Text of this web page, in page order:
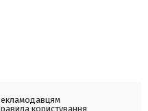
користування